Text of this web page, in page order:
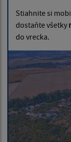
Stiahnite si
dostaňte všetky
do vrecka.